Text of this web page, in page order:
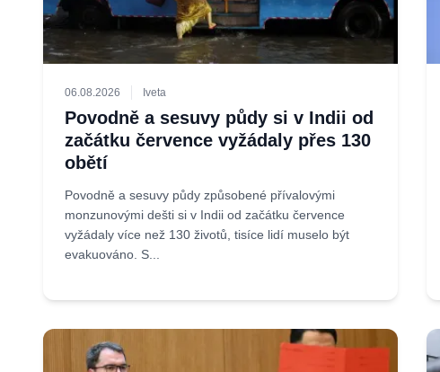
06.08.2026 Iveta
Povodně a sesuvy půdy si v Indii od
začátku července vyžádaly přes 130
obětí
Povodně a sesuvy půdy způsobené přívalovými
monzunovými dešti si v Indii od začátku července
vyžádaly více než 130 životů, tisíce lidí muselo být
evakuováno. S...